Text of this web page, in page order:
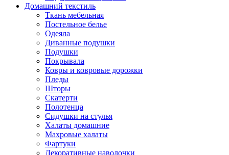
Домашний текстиль
Ткань мебельная
Постельное белье
Одеяла
Диванные подушки
Подушки
Покрывала
Ковры и ковровые дорожки
Пледы
Шторы
Скатерти
Полотенца
Сидушки на стулья
Халаты домашние
Махровые халаты
Фартуки
Декоративные наволочки